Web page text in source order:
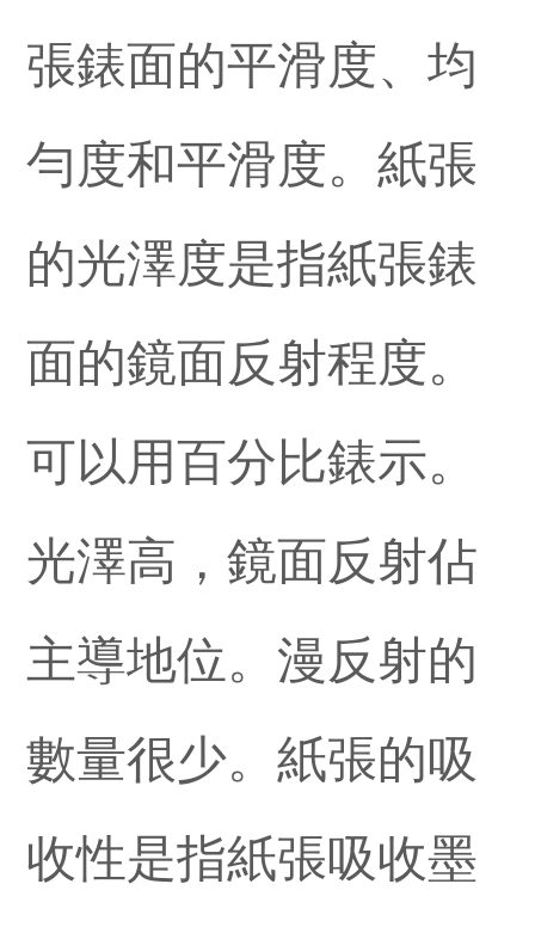
張錶面的平滑度、均
勻度和平滑度。紙張
的光澤度是指紙張錶
面的鏡面反射程度。
可以用百分比錶示。
光澤高，鏡面反射佔
主導地位。漫反射的
數量很少。紙張的吸
收性是指紙張吸收墨